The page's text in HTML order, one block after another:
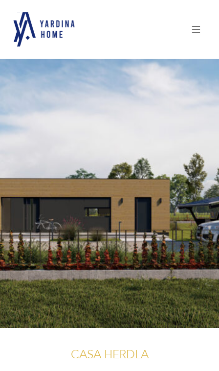
CASA HERDLA